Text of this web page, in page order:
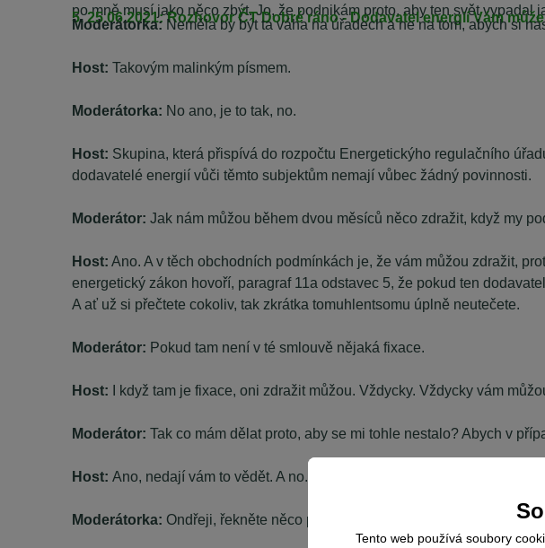
po mně musí jako něco zbýt. Jo, že podnikám proto, aby ten svět vypadal
5. 25.06.2021: Rozhovor ČT Dobré ráno - Dodavatel energií Vám
Moderátorka: Neměla by být ta váha na úřadech a ne na tom, abych si
Host: Takovým malinkým písmem.
Moderátorka: No ano, je to tak, no.
Host: Skupina, která přispívá do rozpočtu Energetickýho regulačního
dodavatelé energií vůči těmto subjektům nemají vůbec žádný povinnosti.
Moderátor: Jak nám můžou během dvou měsíců něco zdražit, když my
Host: Ano. A v těch obchodních podmínkách je, že vám můžou zdražit,
energetický zákon hovoří, paragraf 11a odstavec 5, že pokud ten
A ať už si přečtete cokoliv, tak zkrátka tomuhlentsomu úplně neutečete.
Moderátor: Pokud tam není v té smlouvě nějaká fixace.
Host: I když tam je fixace, oni zdražit můžou. Vždycky. Vždycky vám
Moderátor: Tak co mám dělat proto, aby se mi tohle nestalo? Abych v
Host: Ano, nedají vám to vědět. A no...
Moderátorka: Ondřeji, řekněte něco pozitivního. To je hrozně děsivý.
Tento web používá soubory